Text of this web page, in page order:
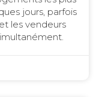
jours, parfois
les vendeurs